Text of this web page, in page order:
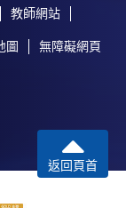
教師網站
圖 無障礙網頁
返回頁首